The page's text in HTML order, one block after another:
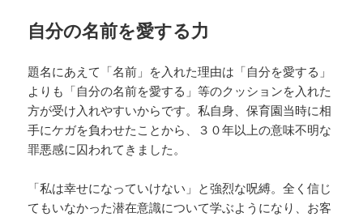
自分の名前を愛する力
題名にあえて「名前」を入れた理由は「自分を愛する」
よりも「自分の名前を愛する」等のクッションを入れた
方が受け入れやすいからです。私自身、保育園当時に相
手にケガを負わせたことから、３０年以上の意味不明な
罪悪感に囚われてきました。
「私は幸せになっていけない」と強烈な呪縛。全く信じ
てもいなかった潜在意識について学ぶようになり、お客